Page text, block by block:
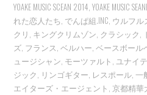
YOAKE MUSIC SCEAN 2014,YOAKE MUSIC
れた恋人たち, でんぱ組.INC, ウルフル
クリ , キングクリムゾン, クラシック,
ズ, フランス,ベルハー,ベースボール
ュージシャン, モーツァルト ,ユナイ
ジック, リンゴギター, レスポール, 一
エイターズ・エージェント ,京都精華